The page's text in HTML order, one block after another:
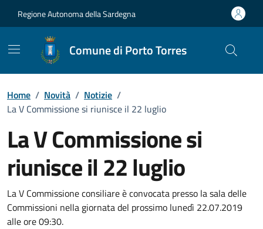
Regione Autonoma della Sardegna
Comune di Porto Torres
Home / Novità / Notizie /
La V Commissione si riunisce il 22 luglio
La V Commissione si
riunisce il 22 luglio
Dettagli della notizia
La V Commissione consiliare è convocata presso la sala delle
Commissioni nella giornata del prossimo lunedì 22.07.2019
alle ore 09:30.